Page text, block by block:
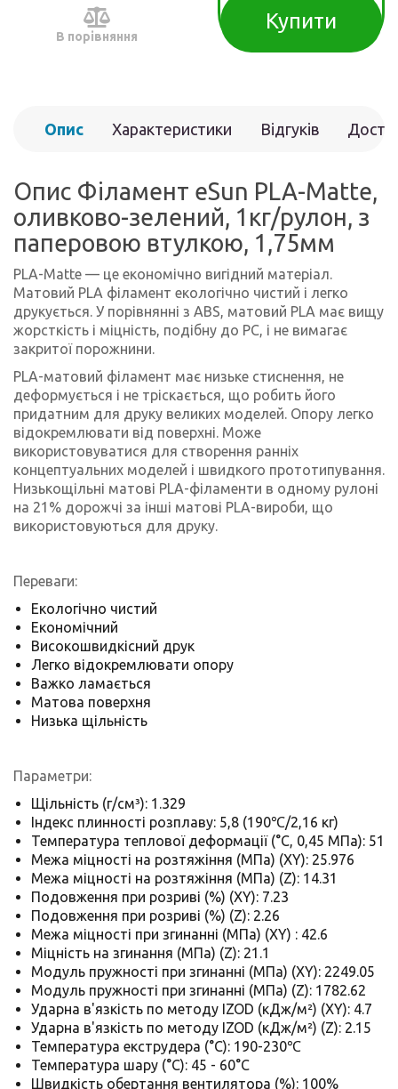
В порівняння
Купити
Опис Характеристики Відгуків
Опис Філамент eSun PLA-Matte,
оливково-зелений, 1кг/рулон, з
паперовою втулкою, 1,75мм
PLA-Matte — це економічно вигідний матеріал.
Матовий PLA філамент екологічно чистий і легко
друкується. У порівнянні з ABS, матовий PLA має вищу
жорсткість і міцність, подібну до PC, і не вимагає
закритої порожнини.
PLA-матовий філамент має низьке стиснення, не
деформується і не тріскається, що робить його
придатним для друку великих моделей. Опору легко
відокремлювати від поверхні. Може
використовуватися для створення ранніх
концептуальних моделей і швидкого прототипування.
Низькощільні матові PLA-філаменти в одному рулоні
на 21% дорожчі за інші матові PLA-вироби, що
використовуються для друку.
Переваги:
Екологічно чистий
Економічний
Високошвидкісний друк
Легко відокремлювати опору
Важко ламається
Матова поверхня
Низька щільність
Параметри:
Щільність (г/см³): 1.329
Індекс плинності розплаву: 5,8 (190℃/2,16 кг)
Температура теплової деформації (°C, 0,45 МПа): 51
Межа міцності на розтяжіння (МПа) (XY): 25.976
Межа міцності на розтяжіння (МПа) (Z): 14.31
Подовження при розриві (%) (XY): 7.23
Подовження при розриві (%) (Z): 2.26
Межа міцності при згинанні (МПа) (XY) : 42.6
Міцність на згинання (МПа) (Z): 21.1
Модуль пружності при згинанні (МПа) (XY): 2249.05
Модуль пружності при згинанні (МПа) (Z): 1782.62
Ударна в'язкість по методу IZOD (кДж/м²) (XY): 4.7
Ударна в'язкість по методу IZOD (кДж/м²) (Z): 2.15
Температура екструдера (°C): 190-230℃
Температура шару (°C): 45 - 60°C
Швидкість обертання вентилятора (%): 100%